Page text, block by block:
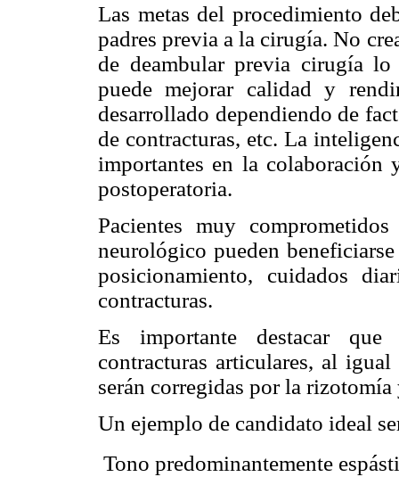
Las metas del procedimiento
padres previa a la cirugía. No
de deambular previa cirugía
puede mejorar calidad y
desarrollado dependiendo de
de contracturas, etc. La
importantes en la colaboración
postoperatoria.
Pacientes muy
neurológico pueden
posicionamiento, cuidados
contracturas.
Es importante destacar que
contracturas articulares, al
serán corregidas por la
Un ejemplo de candidato ideal
 Tono predominantemente